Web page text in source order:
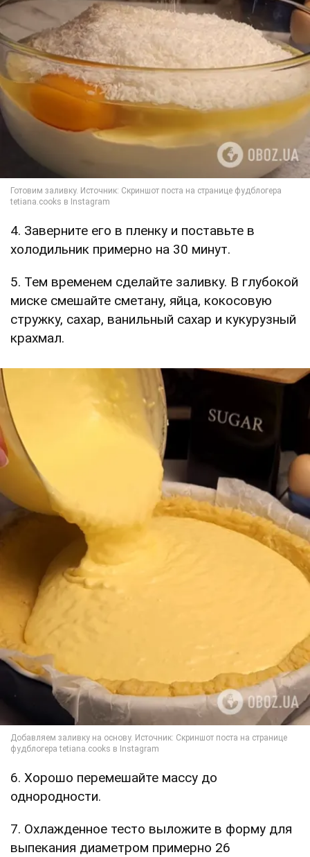
4. Заверните его в пленку и поставьте в
холодильник примерно на 30 минут.
5. Тем временем сделайте заливку. В глубокой
миске смешайте сметану, яйца, кокосовую
стружку, сахар, ванильный сахар и кукурузный
крахмал.
6. Хорошо перемешайте массу до
однородности.
7. Охлажденное тесто выложите в форму для
выпекания диаметром примерно 26